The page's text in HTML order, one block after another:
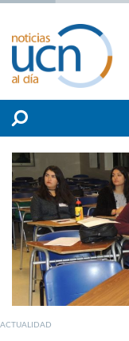
ACTUALIDAD